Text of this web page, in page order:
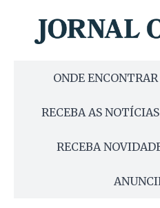
ONDE
RECEBA AS
RECEBA